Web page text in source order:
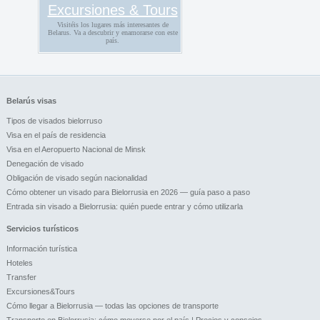
Excursiones & Tours
Visitéis los lugares más interesantes de
Belarus. Va a descubrir y enamorarse con este
país.
Belarús visas
Tipos de visados bielorruso
Visa en el país de residencia
Visa en el Aeropuerto Nacional de Minsk
Denegación de visado
Obligación de visado según nacionalidad
Cómo obtener un visado para Bielorrusia en 2026 — guía paso a paso
Entrada sin visado a Bielorrusia: quién puede entrar y cómo utilizarla
Servicios turísticos
Información turística
Hoteles
Transfer
Excursiones&Tours
Cómo llegar a Bielorrusia — todas las opciones de transporte